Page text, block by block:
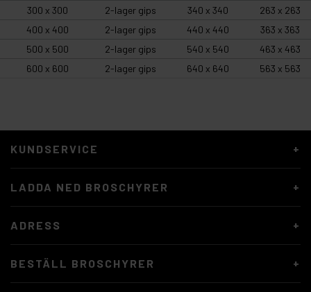
300 x 300
2-lager gips 340 x 340
263 x 263
400 x 400
2-lager gips 440 x 440
363 x 363
500 x 500
2-lager gips 540 x 540
463 x 463
600 x 600
2-lager gips 640 x 640 563 x 563
KUNDSERVICE
LADDA NED BROSCHYRER
ADRESS
BESTÄLL BROSCHYRER